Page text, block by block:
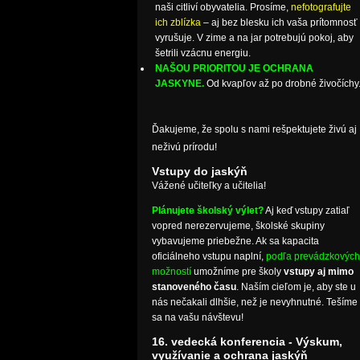
naši citliví obyvatelia. Prosíme, nefotografujte
ich zblízka– aj bez blesku ich vaša prítomnosť
vyrušuje. V zime a na jar potrebujú pokoj, aby
šetrili vzácnu energiu.
NAŠOU PRIORITOU JE OCHRANA
JASKYNE. Od kvapľov až po drobné živočíchy.
Ďakujeme, že spolu s nami rešpektujete živú aj
neživú prírodu!
Vstupy do jaskýň
Vážené učiteľky a učitelia!
Plánujete školský výlet?Aj keď vstupy zatiaľ
vopred nerezervujeme, školské skupiny
vybavujeme priebežne. Ak sa kapacita
oficiálneho vstupu naplní, podľa prevádzkových
možnostíumožníme pre školy vstupy aj mimo
stanoveného času. Naším cieľom je, aby ste u
nás nečakali dlhšie, než je nevyhnutné. Tešíme
sa na vašu návštevu!
16. vedecká konferencia - Výskum,
využívanie a ochrana jaskýň